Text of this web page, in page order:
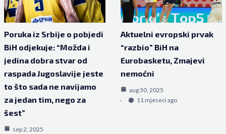
Poruka iz Srbije o pobjedi
BiH odjekuje: “Možda i
jedina dobra stvar od
raspada Jugoslavije jeste
to što sada ne navijamo
za jedan tim, nego za
šest”
sep 2, 2025
Aktuelni evropski prvak
“razbio” BiH na
Eurobasketu, Zmajevi
nemoćni
aug 30, 2025
11 mjeseci ago